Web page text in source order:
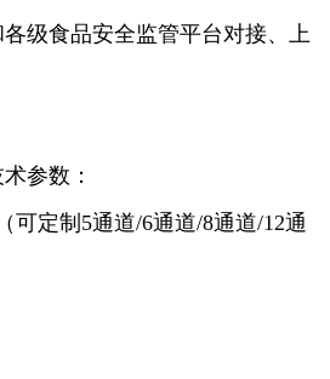
级食品安全监管平台对接、上
参数：
可定制5通道/6通道/8通道/12通